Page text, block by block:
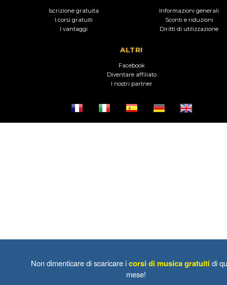
Iscrizione gratuita
I corsi gratuiti
I vantaggi
Informazioni generali
Sconti e riduzioni
Diritti di utilizzazione
ALTRI
Facebook
Diventare affiliato
I nostri partner
Non dimenticare di scaricare icorsi di musica gratuiti di
mese!